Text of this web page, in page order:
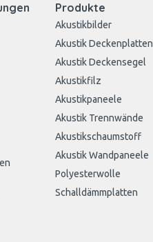
Produkte
Akustikbilder
Akustik Deckenplatten
Akustik Deckensegel
Akustikfilz
Akustikpaneele
Akustik Trennwände
Akustikschaumstoff
Akustik Wandpaneele
Polyesterwolle
Schalldämmplatten